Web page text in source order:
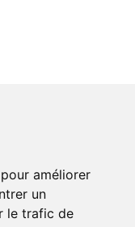
améliorer
un
le trafic de